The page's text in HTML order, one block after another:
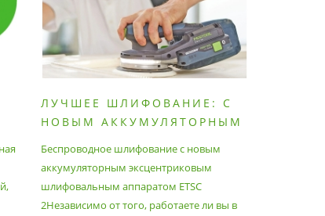
ЛУЧШЕЕ ШЛИФОВАНИЕ: С
НОВЫМ АККУМУЛЯТОРНЫМ
АППАРАТОМ ETSC2
Беспроводное шлифование с новым
аккумуляторным эксцентриковым
шлифовальным аппаратом ETSC
2Независимо от того, работаете ли вы в